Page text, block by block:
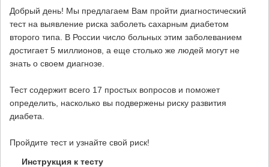
Добрый день! Мы предлагаем Вам пройти диагностический
тест на выявление риска заболеть сахарным диабетом
второго типа. В России число больных этим заболеванием
достигает 5 миллионов, а еще столько же людей могут не
знать о своем диагнозе.
Тест содержит всего 17 простых вопросов и поможет
определить, насколько вы подвержены риску развития
диабета.
Пройдите тест и узнайте свой риск!
Инструкция к тесту